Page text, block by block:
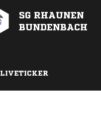
SG RHAUNEN
BUNDENBACH
LIVETICKER